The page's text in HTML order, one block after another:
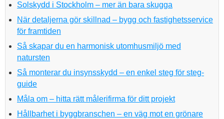
Solskydd i Stockholm – mer än bara skugga
När detaljerna gör skillnad – bygg och fastighetsservice
för framtiden
Så skapar du en harmonisk utomhusmiljö med
natursten
Så monterar du insynsskydd – en enkel steg för steg-
guide
Måla om – hitta rätt målerifirma för ditt projekt
Hållbarhet i byggbranschen – en väg mot en grönare